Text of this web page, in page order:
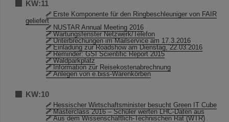
KW:11
Erste Komponente für den Ringbeschleuniger von FAIR
geliefert
NUSTAR Annual Meeting 2016
Wartungsfenster Netzwerk/Telefon
Unterbrechungen im Mailservice am 17.3.2016
Einladung zur Roadshow am Dienstag, 22.03.2016
Reminder: GSI Scientific Report 2015
Waldparkplatz
Information zur Reisekostenabrechnung
Anlegen von e.biss-Warenkörben
KW:10
Hessischer Wirtschaftsminister besucht Green IT Cube
Masterclass 2016 – Schüler werten LHC-Daten aus
Aus dem Wissenschaftlich-Technischen Rat (WTR)